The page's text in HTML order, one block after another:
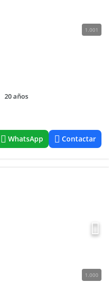
1.001
20 años
WhatsApp Contactar
1.000